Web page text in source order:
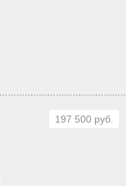
197 500 руб.